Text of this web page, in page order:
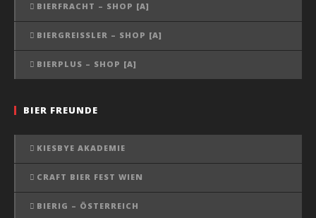
BIERFRACHT – SHOP [A]
BIERGREISSLER – SHOP [A]
BIERPLUS – SHOP [A]
BIER FREUNDE
KIESBYE AKADEMIE
CRAFT BIER FEST WIEN
BIERIG – ÖSTERREICH